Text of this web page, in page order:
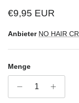
Normaler Preis
€9,95 EUR
Anbieter NO HAIR
Menge